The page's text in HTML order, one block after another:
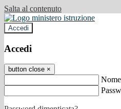
Salta al contenuto
Accedi
Accedi
button close ×